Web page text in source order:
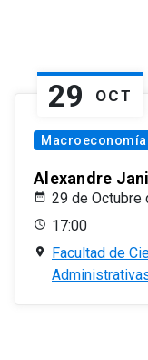
29 OCT
Macroeconomía
Alexandre
29 de Octubre
17:00
Facultad de